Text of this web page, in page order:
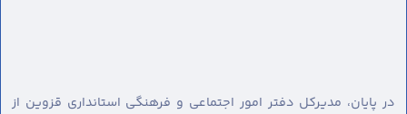
در پایان، مدیرکل دفتر امور اجتماعی و فرهنگی استانداری قزوین از